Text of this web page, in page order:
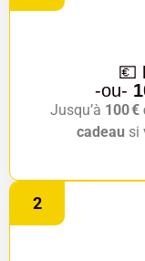
💶
-ou-
Jusqu’à 100
cadeau si
2